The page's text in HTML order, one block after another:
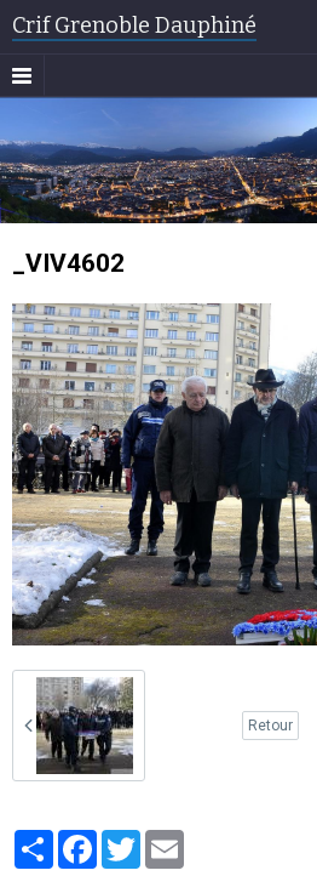
Crif Grenoble Dauphiné
_VIV4602
Retour
PartagerFacebook
Twitter